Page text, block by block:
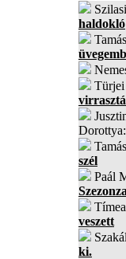
haldokló
Dorottya:
szél
Paál
veszett
ki.